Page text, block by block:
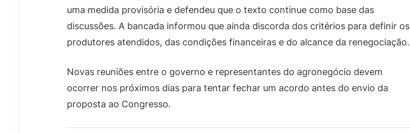
uma medida provisória e defendeu que o texto continue como base das
discussões. A bancada informou que ainda discorda dos critérios para definir os
produtores atendidos, das condições financeiras e do alcance da renegociação.
Novas reuniões entre o governo e representantes do agronegócio devem
ocorrer nos próximos dias para tentar fechar um acordo antes do envio da
proposta ao Congresso.